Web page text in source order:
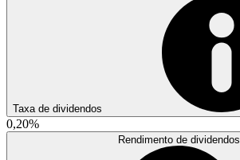
Taxa de dividendos
0,20%
Rendimento de dividendos